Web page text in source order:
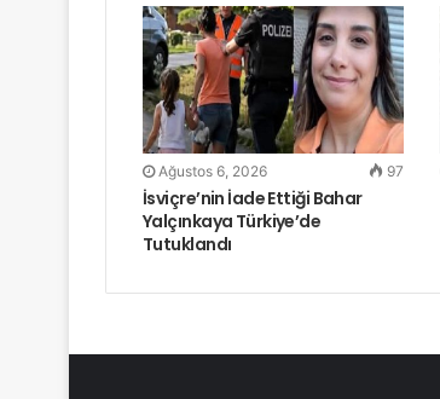
Ağustos 6, 2026 97
İsviçre’nin İade Ettiği Bahar
Yalçınkaya Türkiye’de
Tutuklandı